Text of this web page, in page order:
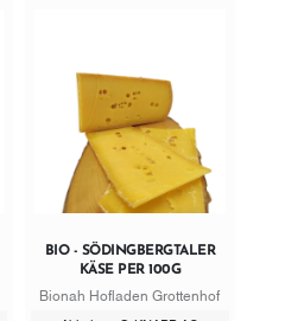
BIO - SÖDINGBERGTALER
KÄSE PER 100G
Bionah Hofladen Grottenhof